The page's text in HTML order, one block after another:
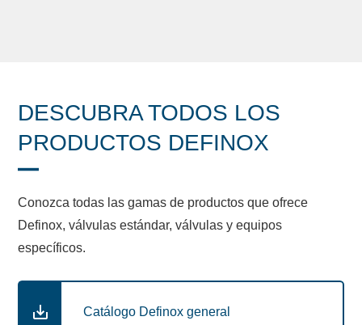
DESCUBRA TODOS LOS
PRODUCTOS DEFINOX
Conozca todas las gamas de productos que ofrece
Definox, válvulas estándar, válvulas y equipos
específicos.
Catálogo Definox general